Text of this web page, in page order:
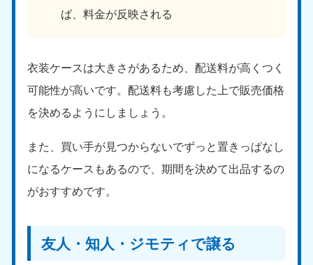
ば、料金が反映される
衣装ケースは大きさがあるため、配送料が高くつく
可能性が高いです。配送料も考慮した上で販売価格
を決めるようにしましょう。
また、買い手が見つからないでずっと置きっぱなし
になるケースもあるので、期間を決めて出品するの
がおすすめです。
友人・知人・ジモティで譲る